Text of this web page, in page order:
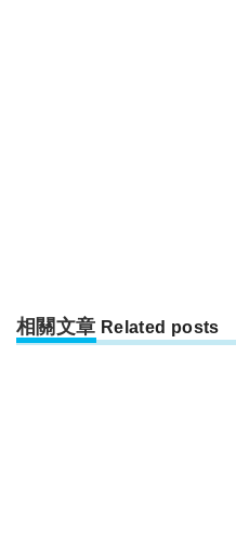
相關文章 Related posts